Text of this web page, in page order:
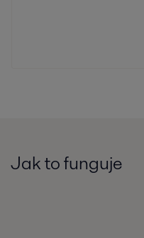
Jak to funguje